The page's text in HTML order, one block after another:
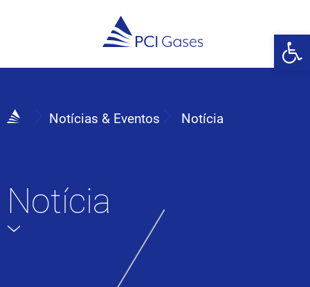
Notícias & Eventos Notícia
Notícia
Abrir